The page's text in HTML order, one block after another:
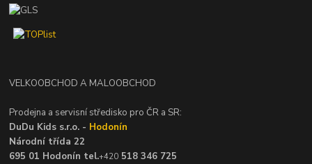
VELKOOBCHOD A MALOOBCHOD
Prodejna a servisní středisko pro ČR a SR:
DuDu Kids s.r.o. - Hodonín
Národní třída 22
695 01 Hodonín tel.+420 518 346 725